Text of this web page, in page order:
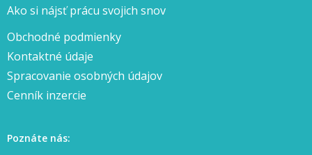
Ako si nájsť prácu svojich snov
Obchodné podmienky
Kontaktné údaje
Spracovanie osobných údajov
Cenník inzercie
Poznáte nás: